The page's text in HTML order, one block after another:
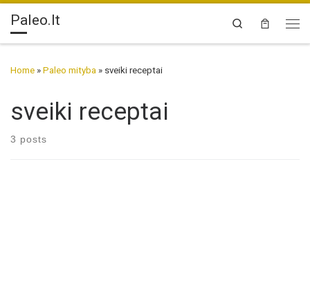
Skip to content
Paleo.lt
Search
Home » Paleo mityba » sveiki receptai
sveiki receptai
3 posts